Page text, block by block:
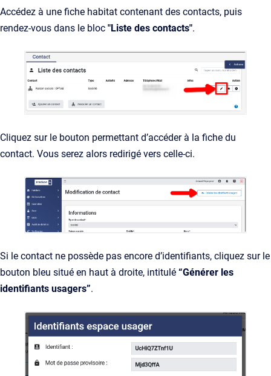
Accédez à une fiche habitat contenant des contacts, puis
rendez-vous dans le bloc "Liste des contacts".
Cliquez sur le bouton permettant d’accéder à la fiche du
contact. Vous serez alors redirigé vers celle-ci.
Si le contact ne possède pas encore d’identifiants, cliquez sur le
bouton bleu situé en haut à droite, intitulé “Générer les
identifiants usagers”.